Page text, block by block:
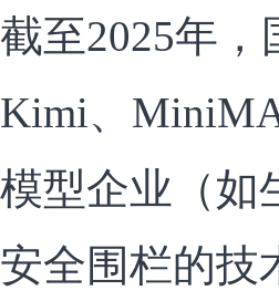
截至2025年
Kimi、
模型企业（如
安全围栏的技